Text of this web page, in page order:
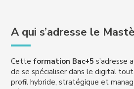
A qui s’adresse le
Cetteformation Bac+5 s’adresse
de se spécialiser dans le digital
profil hybride, stratégique et